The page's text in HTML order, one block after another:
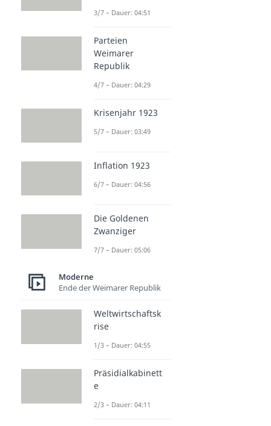
3/7 – Dauer: 04:51
Parteien
Weimarer
Republik
4/7 – Dauer: 04:29
Krisenjahr 1923
5/7 – Dauer: 03:49
Inflation 1923
6/7 – Dauer: 04:56
Die Goldenen
Zwanziger
7/7 – Dauer: 05:06
Moderne
Ende der Weimarer Republik
Weltwirtschaftsk
rise
1/3 – Dauer: 04:55
Präsidialkabinett
e
2/3 – Dauer: 04:11